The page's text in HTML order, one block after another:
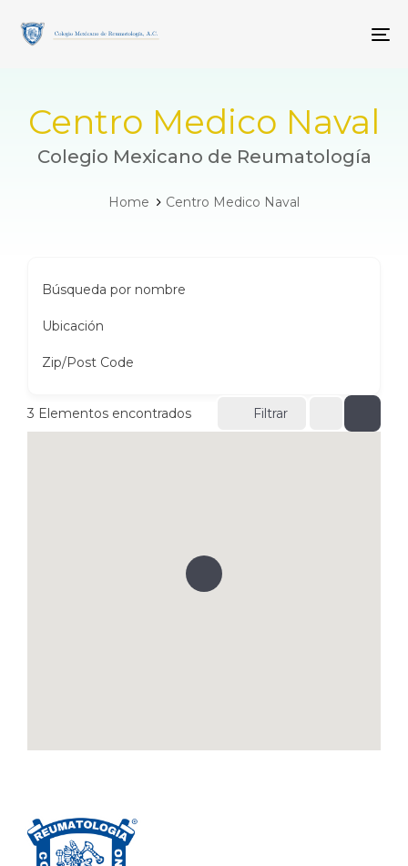
links
primary
contentCentro Medico Naval
Colegio Mexicano de Reumatología
Home Centro Medico Naval
Búsqueda por nombre
Ubicación
Zip/Post Code
3 Elementos encontrados Filtrar